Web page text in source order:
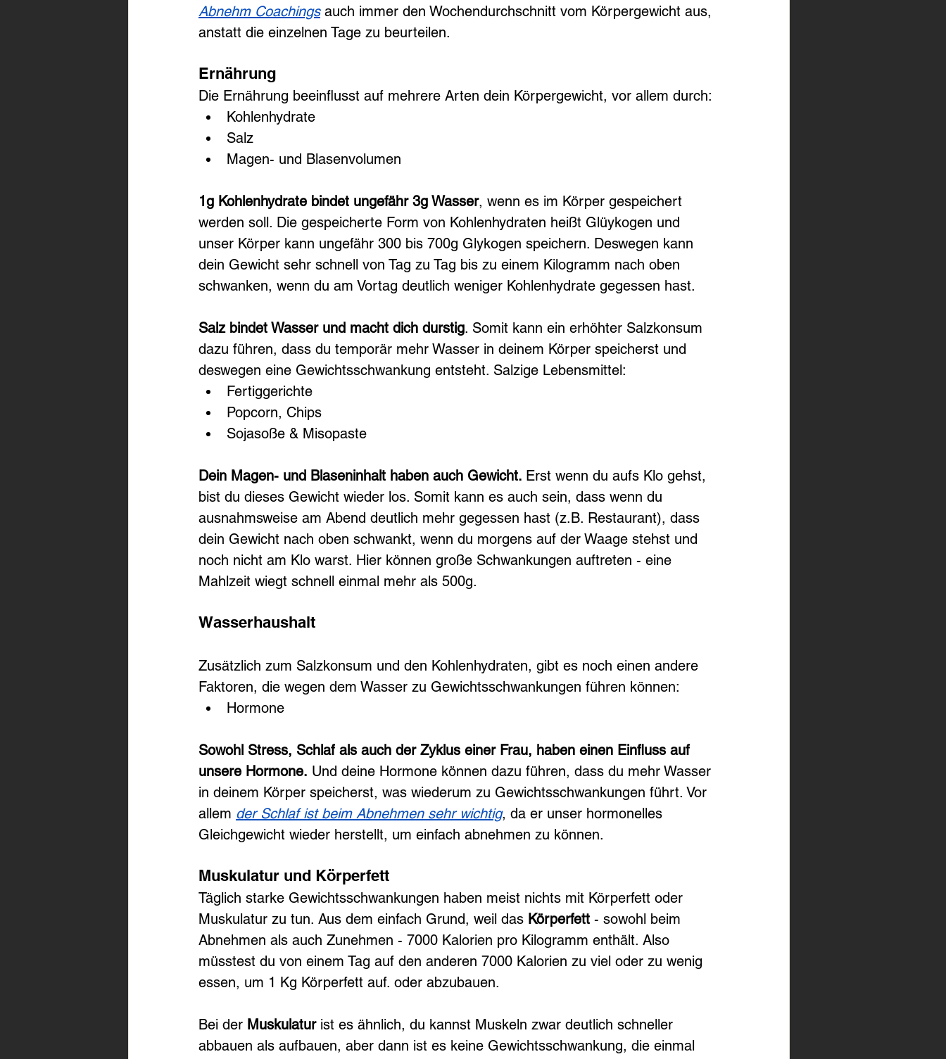
Abnehm Coachings auch immer den Wochendurchschnitt vom Körpergewicht aus,
anstatt die einzelnen Tage zu beurteilen.
Ernährung
Die Ernährung beeinflusst auf mehrere Arten dein Körpergewicht, vor allem durch:
Kohlenhydrate
Salz
Magen- und Blasenvolumen
1g Kohlenhydrate bindet ungefähr 3g Wasser, wenn es im Körper gespeichert
werden soll. Die gespeicherte Form von Kohlenhydraten heißt Glüykogen und
unser Körper kann ungefähr 300 bis 700g Glykogen speichern. Deswegen kann
dein Gewicht sehr schnell von Tag zu Tag bis zu einem Kilogramm nach oben
schwanken, wenn du am Vortag deutlich weniger Kohlenhydrate gegessen hast.
Salz bindet Wasser und macht dich durstig. Somit kann ein erhöhter Salzkonsum
dazu führen, dass du temporär mehr Wasser in deinem Körper speicherst und
deswegen eine Gewichtsschwankung entsteht. Salzige Lebensmittel:
Fertiggerichte
Popcorn, Chips
Sojasoße & Misopaste
Dein Magen- und Blaseninhalt haben auch Gewicht. Erst wenn du aufs Klo gehst,
bist du dieses Gewicht wieder los. Somit kann es auch sein, dass wenn du
ausnahmsweise am Abend deutlich mehr gegessen hast (z.B. Restaurant), dass
dein Gewicht nach oben schwankt, wenn du morgens auf der Waage stehst und
noch nicht am Klo warst. Hier können große Schwankungen auftreten - eine
Mahlzeit wiegt schnell einmal mehr als 500g.
Wasserhaushalt
Zusätzlich zum Salzkonsum und den Kohlenhydraten, gibt es noch einen andere
Faktoren, die wegen dem Wasser zu Gewichtsschwankungen führen können:
Hormone
Sowohl Stress, Schlaf als auch der Zyklus einer Frau, haben einen Einfluss auf
unsere Hormone. Und deine Hormone können dazu führen, dass du mehr Wasser
in deinem Körper speicherst, was wiederum zu Gewichtsschwankungen führt. Vor
allem der Schlaf ist beim Abnehmen sehr wichtig, da er unser hormonelles
Gleichgewicht wieder herstellt, um einfach abnehmen zu können.
Muskulatur und Körperfett
Täglich starke Gewichtsschwankungen haben meist nichts mit Körperfett oder
Muskulatur zu tun. Aus dem einfach Grund, weil das Körperfett - sowohl beim
Abnehmen als auch Zunehmen - 7000 Kalorien pro Kilogramm enthält. Also
müsstest du von einem Tag auf den anderen 7000 Kalorien zu viel oder zu wenig
essen, um 1 Kg Körperfett auf. oder abzubauen.
Bei der Muskulatur ist es ähnlich, du kannst Muskeln zwar deutlich schneller
abbauen als aufbauen, aber dann ist es keine Gewichtsschwankung, die einmal